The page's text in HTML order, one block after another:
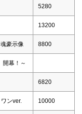
5280
13200
豪示像 8800
開幕！～
6820
ンver. 10000